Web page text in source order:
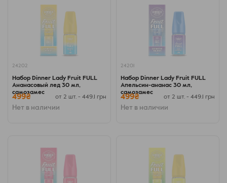
24202
Набор Dinner Lady Fruit FULL
Ананасовый лед 30 мл,
самозамес
499₴ от 2 шт. - 449.1 грн
Нет в наличии
24201
Набор Dinner Lady Fruit FULL
Апельсин-ананас 30 мл,
самозамес
499₴ от 2 шт. - 449.1 грн
Нет в наличии